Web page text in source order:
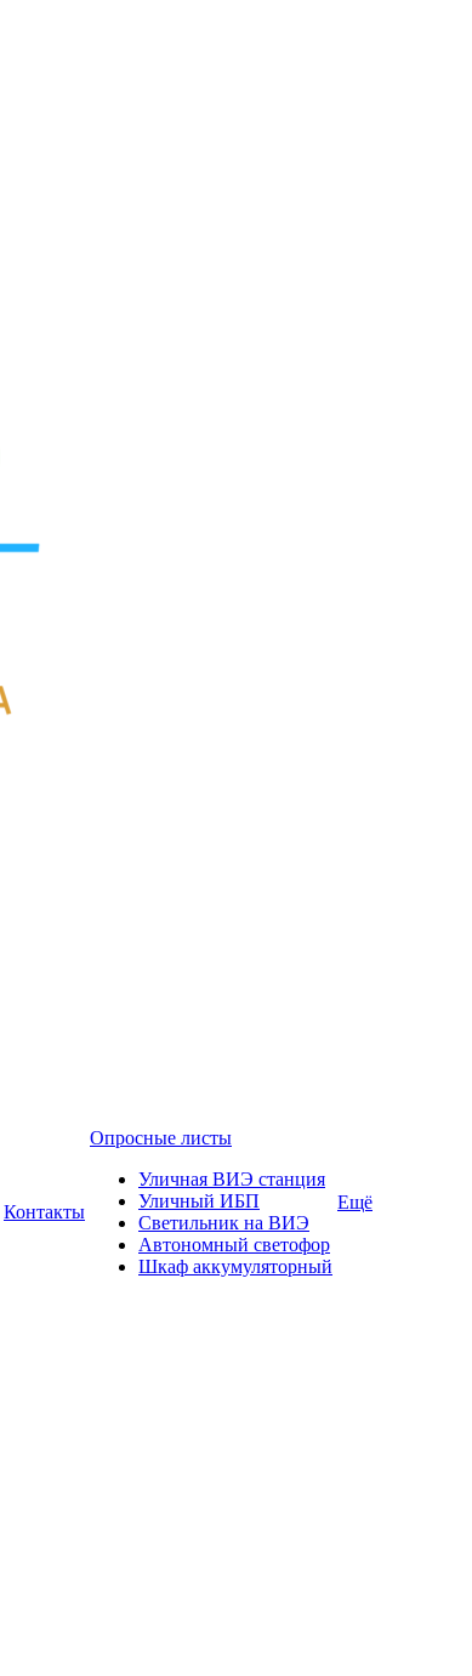
Контакты
Опросные листы
Уличная ВИЭ станция
Уличный ИБП
Светильник на ВИЭ
Автономный светофор
Шкаф аккумуляторный
Ещё